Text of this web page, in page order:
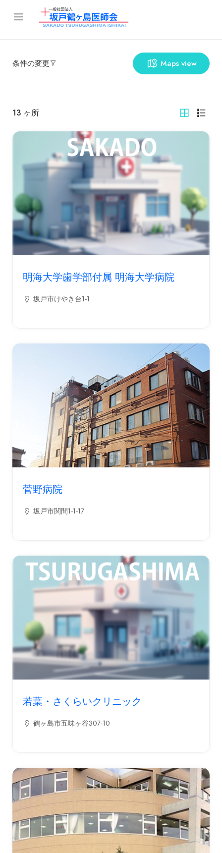
条件の変更 Maps view
13 ヶ所
明海大学歯学部付属 明海大学病院
坂戸市けやき台1-1
菅野病院
坂戸市関間1-1-17
若葉・さくらいクリニック
鶴ヶ島市五味ヶ谷307-10